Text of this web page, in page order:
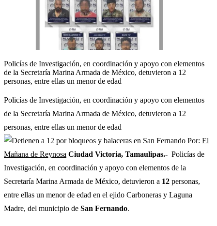
Policías de Investigación, en coordinación y apoyo con elementos
de la Secretaría Marina Armada de México, detuvieron a 12
personas, entre ellas un menor de edad
Policías de Investigación, en coordinación y apoyo con elementos
de la Secretaría Marina Armada de México, detuvieron a 12
personas, entre ellas un menor de edad
Por: El
Mañana de Reynosa Ciudad Victoria, Tamaulipas.- Policías de
Investigación, en coordinación y apoyo con elementos de la
Secretaría Marina Armada de México, detuvieron a 12 personas,
entre ellas un menor de edad en el ejido Carboneras y Laguna
Madre, del municipio de San Fernando.